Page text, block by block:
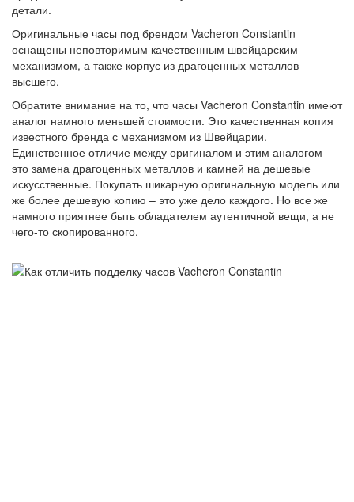
детали.
Оригинальные часы под брендом Vacheron Constantin
оснащены неповторимым качественным швейцарским
механизмом, а также корпус из драгоценных металлов
высшего.
Обратите внимание на то, что часы Vacheron Constantin имеют
аналог намного меньшей стоимости. Это качественная копия
известного бренда с механизмом из Швейцарии.
Единственное отличие между оригиналом и этим аналогом –
это замена драгоценных металлов и камней на дешевые
искусственные. Покупать шикарную оригинальную модель или
же более дешевую копию – это уже дело каждого. Но все же
намного приятнее быть обладателем аутентичной вещи, а не
чего-то скопированного.